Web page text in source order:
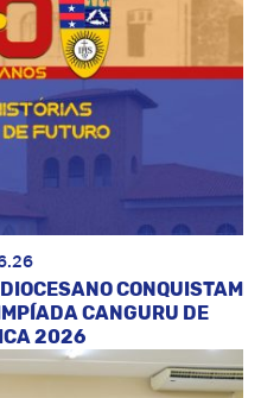
CONQUISTAM
CANGURU DE
2026